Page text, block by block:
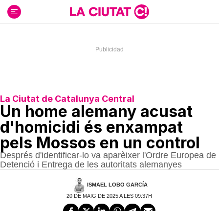
contenido
La Ciutat de Catalunya Central
Un home alemany acusat
d'homicidi és enxampat
pels Mossos en un control
Després d'identificar-lo va aparèixer l'Ordre Europea de
Detenció i Entrega de les autoritats alemanyes
ISMAEL LOBO GARCÍA
20 DE MAIG DE 2025 A LES 09:37H